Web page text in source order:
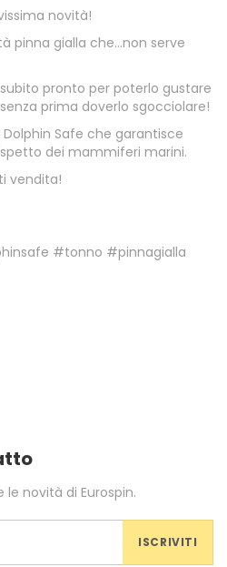
novità!
pinna gialla che…non serve
pronto per poterlo gustare
prima doverlo sgocciolare!
Safe che garantisce
dei mammiferi marini.
vendita!
#tonno #pinnagialla
novità di Eurospin.
ISCRIVITI